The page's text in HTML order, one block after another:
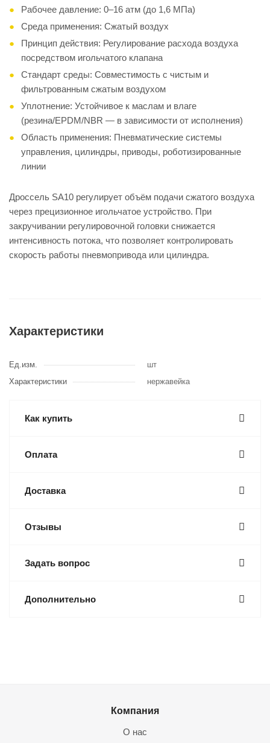
Рабочее давление: 0–16 атм (до 1,6 МПа)
Среда применения: Сжатый воздух
Принцип действия: Регулирование расхода воздуха
посредством игольчатого клапана
Стандарт среды: Совместимость с чистым и
фильтрованным сжатым воздухом
Уплотнение: Устойчивое к маслам и влаге
(резина/EPDM/NBR — в зависимости от исполнения)
Область применения: Пневматические системы
управления, цилиндры, приводы, роботизированные
линии
Дроссель SA10 регулирует объём подачи сжатого воздуха
через прецизионное игольчатое устройство. При
закручивании регулировочной головки снижается
интенсивность потока, что позволяет контролировать
скорость работы пневмопривода или цилиндра.
Характеристики
Ед.изм.
шт
Характеристики
нержавейка
Как купить
Оплата
Доставка
Отзывы
Задать вопрос
Дополнительно
Компания
О нас